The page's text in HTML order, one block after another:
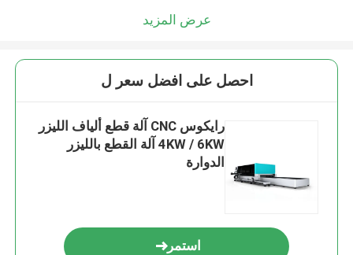
عرض المزيد
احصل على افضل سعر ل
رايكوس CNC آلة قطع ألياف الليزر
4KW / 6KW آلة القطع بالليزر
الدوارة
استمر